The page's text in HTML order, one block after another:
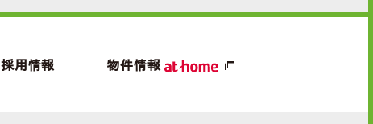
採用情報 物件情報